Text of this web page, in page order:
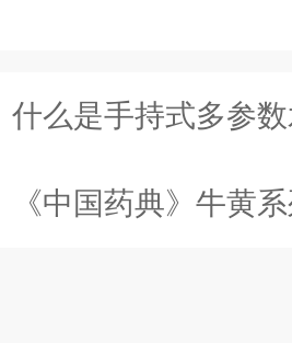
什么是手持式多参数水质
《中国药典》牛黄